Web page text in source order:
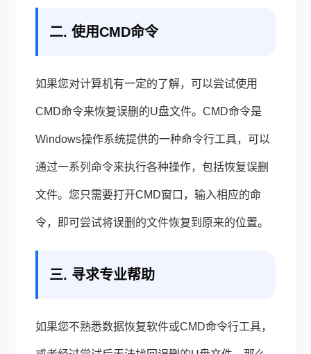
二. 使用CMD命令
如果您对计算机有一定的了解，可以尝试使用
CMD命令来恢复误删的U盘文件。CMD命令是
Windows操作系统提供的一种命令行工具，可以
通过一系列命令来执行各种操作，包括恢复误删
文件。您只需要打开CMD窗口，输入相应的命
令，即可尝试将误删的文件恢复到原来的位置。
三. 寻求专业帮助
如果您不熟悉数据恢复软件或CMD命令行工具，